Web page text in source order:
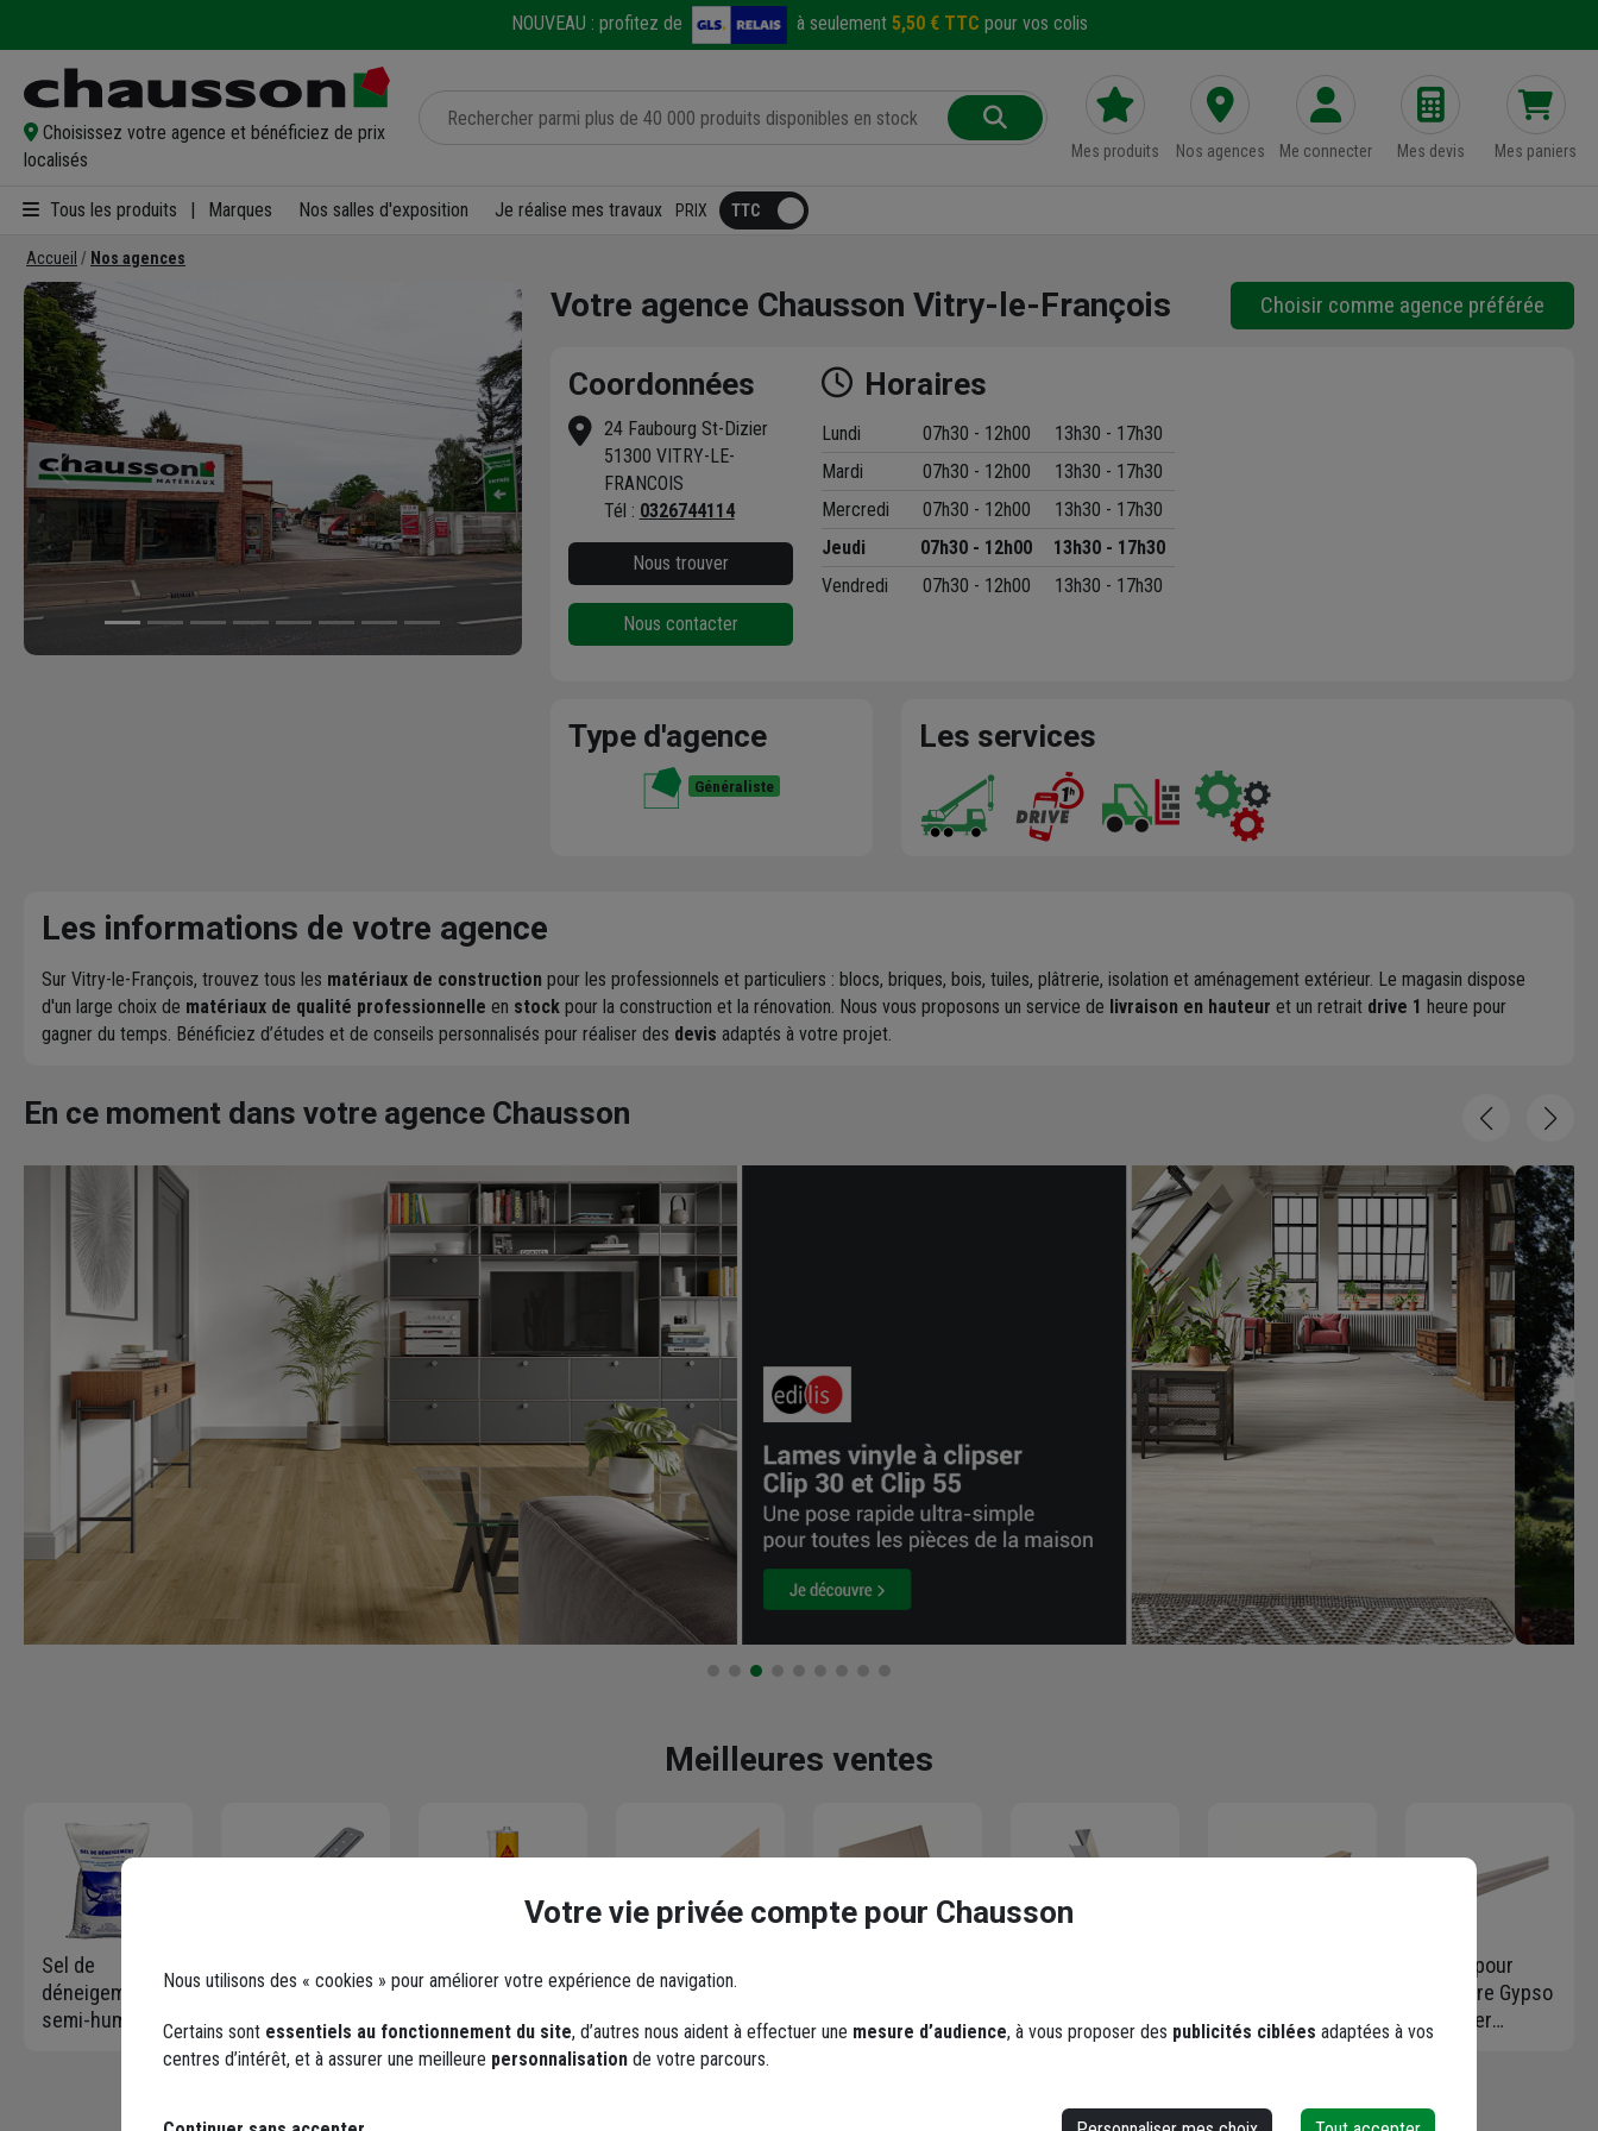
NOUVEAU : profitez de à seulement 5,50 € TTC pour vos colis
Choisissez votre agence et bénéficiez de prix
localisés
Mes produits Nos agences Me connecter Mes devis Mes paniers
Tous les produits Marques Nos salles d'exposition Je réalise mes travaux PRIX
Accueil Nos agences
Précédent Suivant
Votre agence Chausson Vitry-le-François Choisir comme agence préférée
Coordonnées
24 Faubourg St-Dizier
51300 VITRY-LE-
FRANCOIS
Tél : 0326744114
Nous trouver
Nous contacter
Horaires
Lundi 07h30 - 12h00
13h30 - 17h30
Mardi
07h30 - 12h00
13h30 - 17h30
Mercredi
07h30 - 12h00
13h30 - 17h30
Jeudi
07h30 - 12h00
13h30 - 17h30
Vendredi
07h30 - 12h00 13h30 - 17h30
Type d'agence
Généraliste
Les services
Les informations de votre agence
Sur Vitry-le-François, trouvez tous les matériaux de construction pour les professionnels et particuliers : blocs, briques, bois, tuiles, plâtrerie, isolation et aménagement extérieur. Le magasin dispose
d'un large choix de matériaux de qualité professionnelle en stock pour la construction et la rénovation. Nous vous proposons un service de livraison en hauteur et un retrait drive 1 heure pour
gagner du temps. Bénéficiez d’études et de conseils personnalisés pour réaliser des devis adaptés à votre projet.
En ce moment dans votre agence Chausson
Meilleures ventes
Sel de
déneigement
semi-humide
universelle
Gypso acier
galvanisé -
fourrure F45 et
Sika Sikaflex
High Tack
cartouche 300
ml blanc
sapin traité
classe 2 - bois
de charpente -
150 MM x 75
Standard KS
BA13 - 2,50 M x
Gypso 48/35
Gypso forme U
- Largeur 48,0
Lisse pour
fourrure Gypso
en acier
galvanisé - 28,0
Votre vie privée compte pour Chausson
Nous utilisons des « cookies » pour améliorer votre expérience de navigation.
Certains sont essentiels au fonctionnement du site, d’autres nous aident à effectuer une mesure d’audience, à vous proposer des publicités ciblées adaptées à vos
centres d’intérêt, et à assurer une meilleure personnalisation de votre parcours.